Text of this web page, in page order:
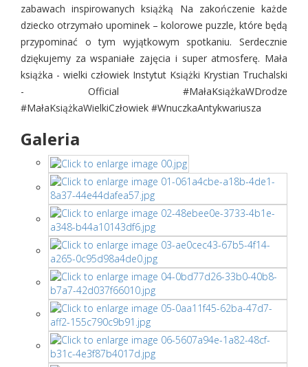
zabawach inspirowanych książką Na zakończenie każde
dziecko otrzymało upominek – kolorowe puzzle, które będą
przypominać o tym wyjątkowym spotkaniu. Serdecznie
dziękujemy za wspaniałe zajęcia i super atmosferę. Mała
książka - wielki człowiek Instytut Książki Krystian Truchalski
- Official #MałaKsiążkaWDrodze
#MałaKsiążkaWielkiCzłowiek #WnuczkaAntykwariusza
Galeria